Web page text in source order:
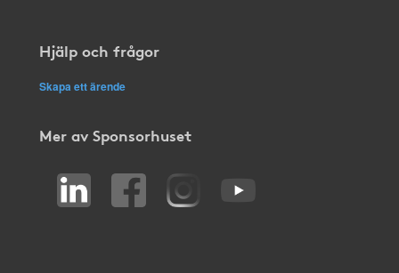
Hjälp och frågor
Skapa ett ärende
Mer av Sponsorhuset